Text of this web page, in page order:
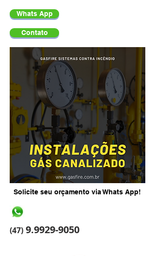
Whats App
Contato
Solicite seu orçamento via Whats App!
(47) 9.9929-9050